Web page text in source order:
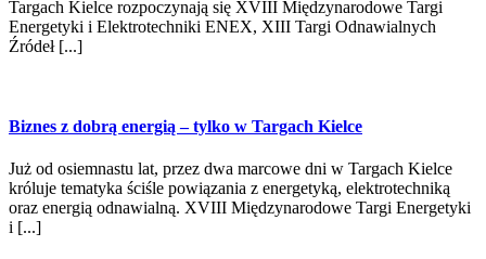
Targach Kielce rozpoczynają się XVIII Międzynarodowe Targi
Energetyki i Elektrotechniki ENEX, XIII Targi Odnawialnych
Źródeł [...]
Biznes z dobrą energią – tylko w Targach Kielce
Już od osiemnastu lat, przez dwa marcowe dni w Targach Kielce
króluje tematyka ściśle powiązania z energetyką, elektrotechniką
oraz energią odnawialną. XVIII Międzynarodowe Targi Energetyki
i [...]